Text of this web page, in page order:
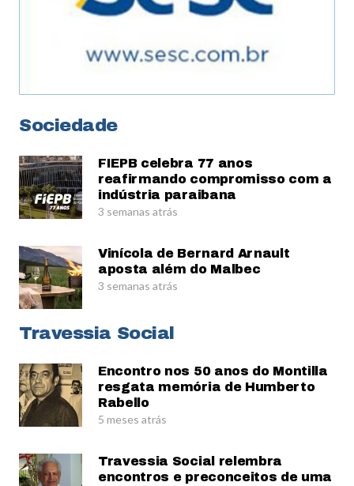
Sociedade
FIEPB celebra 77 anos
reafirmando compromisso com a
indústria paraibana
3 semanas atrás
Vinícola de Bernard Arnault
aposta além do Malbec
3 semanas atrás
Travessia Social
Encontro nos 50 anos do Montilla
resgata memória de Humberto
Rabello
5 meses atrás
Travessia Social relembra
encontros e preconceitos de uma